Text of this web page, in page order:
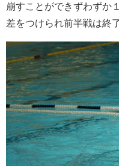
崩すことができずわずか
差をつけられ前半戦は終